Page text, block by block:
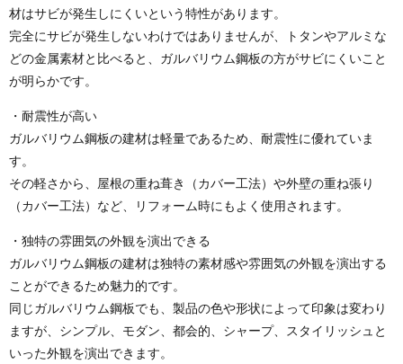
材はサビが発生しにくいという特性があります。
完全にサビが発生しないわけではありませんが、トタンやアルミな
どの金属素材と比べると、ガルバリウム鋼板の方がサビにくいこと
が明らかです。
・耐震性が高い
ガルバリウム鋼板の建材は軽量であるため、耐震性に優れていま
す。
その軽さから、屋根の重ね葺き（カバー工法）や外壁の重ね張り
（カバー工法）など、リフォーム時にもよく使用されます。
・独特の雰囲気の外観を演出できる
ガルバリウム鋼板の建材は独特の素材感や雰囲気の外観を演出する
ことができるため魅力的です。
同じガルバリウム鋼板でも、製品の色や形状によって印象は変わり
ますが、シンプル、モダン、都会的、シャープ、スタイリッシュと
いった外観を演出できます。